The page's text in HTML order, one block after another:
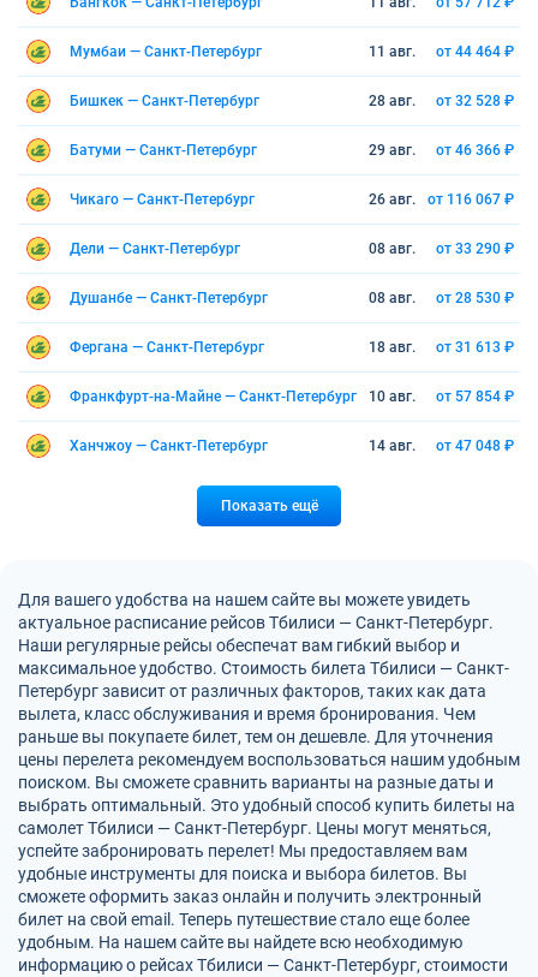
Мумбаи — Санкт-Петербург 11 авг. от 44 464 ₽
Бишкек — Санкт-Петербург 28 авг. от 32 528 ₽
Батуми — Санкт-Петербург 29 авг. от 46 366 ₽
Чикаго — Санкт-Петербург 26 авг. от 116 067 ₽
Дели — Санкт-Петербург 08 авг. от 33 290 ₽
Душанбе — Санкт-Петербург 08 авг. от 28 530 ₽
Фергана — Санкт-Петербург 18 авг. от 31 613 ₽
Франкфурт-на-Майне — Санкт-Петербург 10 авг. от 57 854 ₽
Ханчжоу — Санкт-Петербург 14 авг. от 47 048 ₽
Показать ещё
Для вашего удобства на нашем сайте вы можете увидеть
актуальное расписание рейсов Тбилиси — Санкт-Петербург.
Наши регулярные рейсы обеспечат вам гибкий выбор и
максимальное удобство. Стоимость билета Тбилиси — Санкт-
Петербург зависит от различных факторов, таких как дата
вылета, класс обслуживания и время бронирования. Чем
раньше вы покупаете билет, тем он дешевле. Для уточнения
цены перелета рекомендуем воспользоваться нашим удобным
поиском. Вы сможете сравнить варианты на разные даты и
выбрать оптимальный. Это удобный способ купить билеты на
самолет Тбилиси — Санкт-Петербург. Цены могут меняться,
успейте забронировать перелет! Мы предоставляем вам
удобные инструменты для поиска и выбора билетов. Вы
сможете оформить заказ онлайн и получить электронный
билет на свой email. Теперь путешествие стало еще более
удобным. На нашем сайте вы найдете всю необходимую
информацию о рейсах Тбилиси — Санкт-Петербург, стоимости